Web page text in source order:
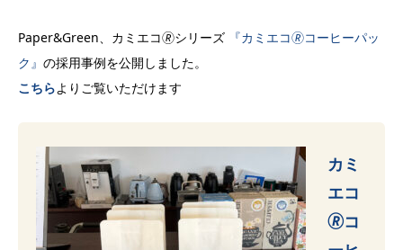
Paper&Green、カミエコ🄬シリーズ
『カミエコ🄬コーヒーパッ
ク』 の採用事例を公開しました。
こちらよりご覧いただけます
カミ
エコ
🄬コ